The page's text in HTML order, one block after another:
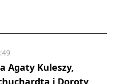
Agaty Kuleszy,
i Doroty